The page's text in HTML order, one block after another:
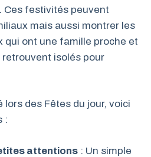
festivités peuvent
mais aussi montrer les
qui ont une famille proche et
isolés pour
lors des Fêtes du jour, voici
:
attentions : Un simple